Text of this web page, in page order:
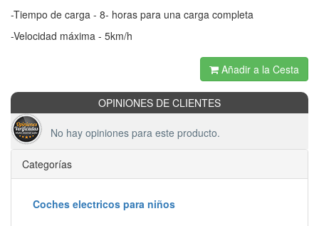
-Tiempo de carga - 8- horas para una carga completa
-Velocidad máxima - 5km/h
Añadir a la Cesta
OPINIONES DE CLIENTES
No hay opiniones para este producto.
Categorías
Coches electricos para niños